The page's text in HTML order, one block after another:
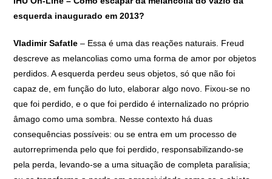
esquerda inaugurado em 2013?
Vladimir Safatle– Essa é uma das reações naturais. Freud
descreve as melancolias como uma forma de amor por objetos
perdidos. A esquerda perdeu seus objetos, só que não foi
capaz de, em função do luto, elaborar algo novo. Fixou-se no
que foi perdido, e o que foi perdido é internalizado no próprio
âmago como uma sombra. Nesse contexto há duas
consequências possíveis: ou se entra em um processo de
autorreprimenda pelo que foi perdido, responsabilizando-se
pela perda, levando-se a uma situação de completa paralisia;